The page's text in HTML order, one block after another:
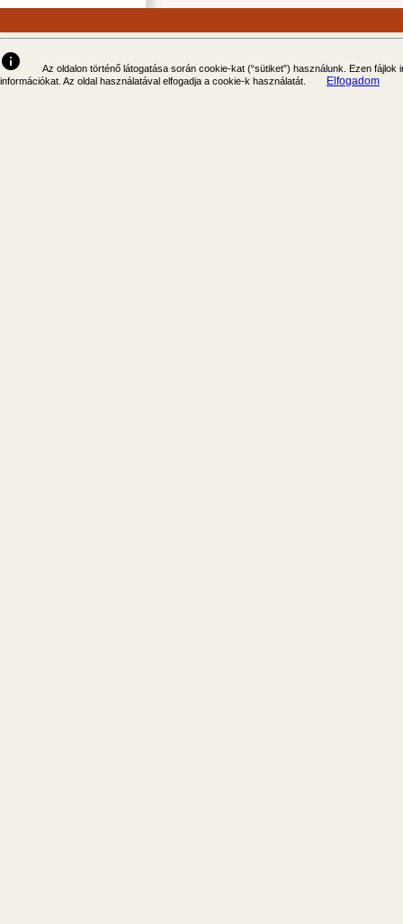
info
Az oldalon történő látogatása során cookie-kat (“sütiket”) használunk. Ezen
információkat. Az oldal használatával elfogadja a cookie-k használatát.
Elfogadom